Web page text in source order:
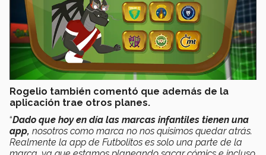
Rogelio también comentó que además de la
aplicación trae otros planes.
“Dado que hoy en día las marcas infantiles tienen una
app, nosotros como marca no nos quisimos quedar atrás.
Realmente la app de Futbolitos es solo una parte de la